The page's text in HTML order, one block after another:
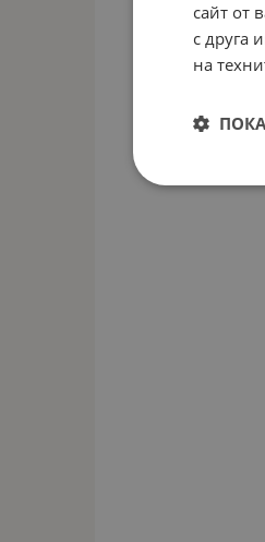
сайт от
с друга
на